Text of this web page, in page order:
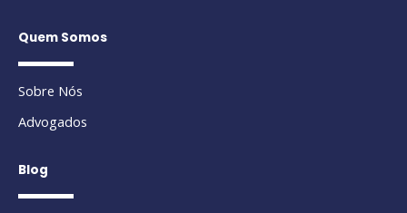
Quem Somos
Sobre Nós
Advogados
Blog